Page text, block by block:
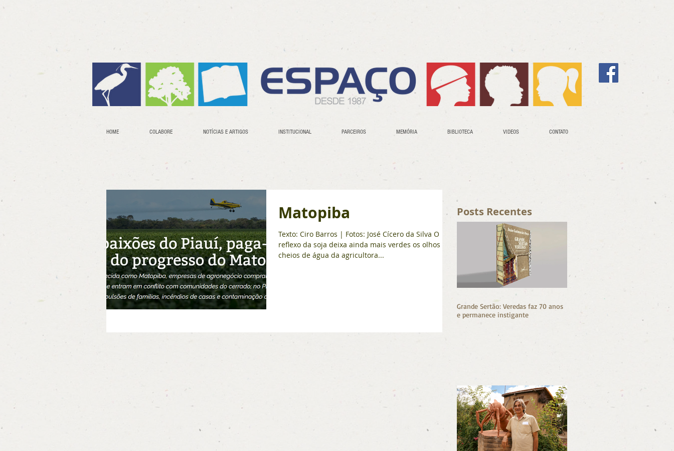
HOME COLABORE NOTÍCIAS E ARTIGOS INSTITUCIONAL PARCEIROS MEMÓRIA BIBLIOTECA VIDEOS CONTATO
Matopiba
Texto: Ciro Barros | Fotos: José Cícero da Silva O
reflexo da soja deixa ainda mais verdes os olhos
cheios de água da agricultora...
Posts Recentes
Grande Sertão: Veredas faz 70 anos
e permanece instigante